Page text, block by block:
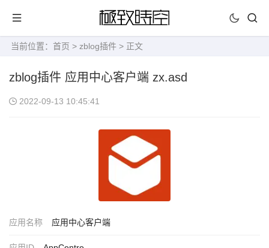
当前位置： 首页 > zblog插件 > 正文
zblog插件 应用中心客户端 zx.asd
2022-09-13 10:45:41
应用名称 应用中心客户端